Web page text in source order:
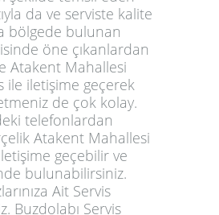
da ve serviste kalite
bölgede bulunan
öne çıkanlardan
Atakent Mahallesi
ile iletişime geçerek
de çok kolay.
telefonlardan
Atakent Mahallesi
geçebilir ve
bulunabilirsiniz.
Ait Servis
Buzdolabı Servis